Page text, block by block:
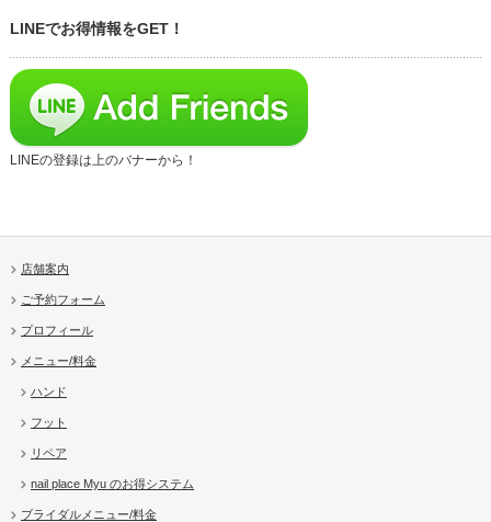
LINEでお得情報をGET！
LINEの登録は上のバナーから！
店舗案内
ご予約フォーム
プロフィール
メニュー/料金
ハンド
フット
リペア
nail place Myu のお得システム
ブライダルメニュー/料金